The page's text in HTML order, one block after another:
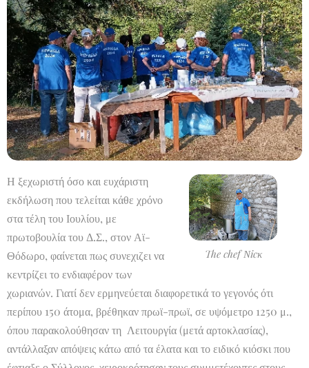
The chef Νicκ
Η ξεχωριστή όσο και ευχάριστη
εκδήλωση που τελείται κάθε χρόνο
στα τέλη του Ιουλίου, με
πρωτοβουλία του Δ.Σ., στον Αϊ-
Θόδωρο, φαίνεται πως συνεχιζει να
κεντρίζει το ενδιαφέρον των
χωριανών. Γιατί δεν ερμηνεύεται διαφορετικά το γεγονός ότι
περίπου 150 άτομα, βρέθηκαν πρωϊ-πρωϊ, σε υψόμετρο 1250 μ.,
όπου παρακολούθησαν τη Λειτουργία (μετά αρτοκλασίας),
αντάλλαξαν απόψεις κάτω από τα έλατα και το ειδικό κιόσκι που